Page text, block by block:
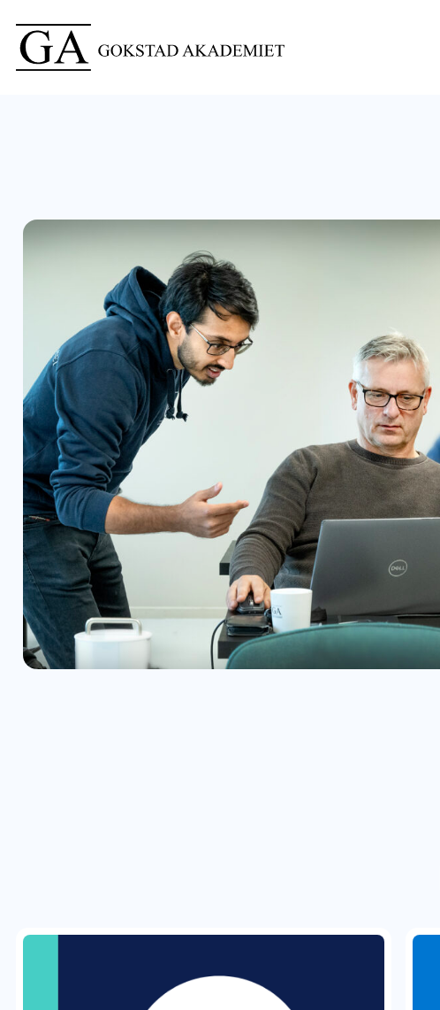
Dawood Ahmad